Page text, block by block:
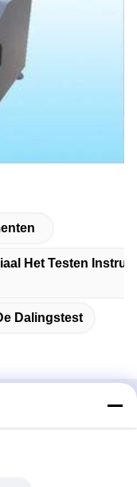
Het Testen
Dalingstest